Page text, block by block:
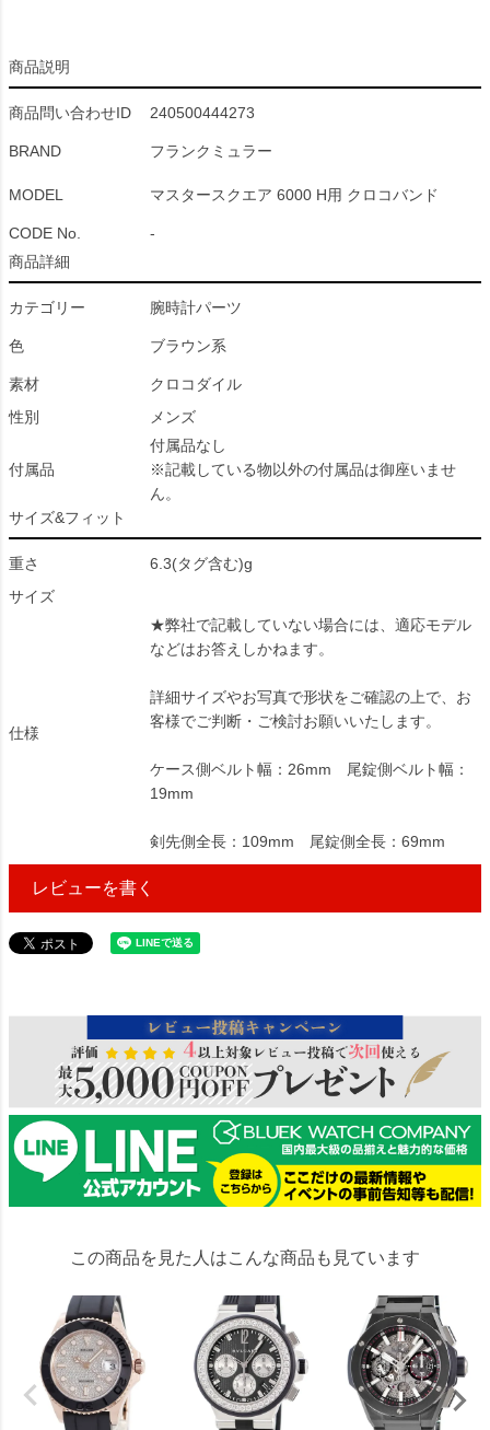
商品説明
商品問い合わせID 240500444273
BRAND フランクミュラー
MODEL マスタースクエア 6000 H用 クロコバンド
CODE No.
-
商品詳細
カテゴリー 腕時計パーツ
色 ブラウン系
素材
クロコダイル
性別
メンズ
付属品
付属品なし
※記載している物以外の付属品は御座いませ
ん。
サイズ&フィット
重さ
6.3(タグ含む)g
サイズ
仕様
★弊社で記載していない場合には、適応モデル
などはお答えしかねます。
詳細サイズやお写真で形状をご確認の上で、お
客様でご判断・ご検討お願いいたします。
ケース側ベルト幅：26mm 尾錠側ベルト幅：
19mm
剣先側全長：109mm 尾錠側全長：69mm
レビューを書く
この商品を見た人はこんな商品も見ています